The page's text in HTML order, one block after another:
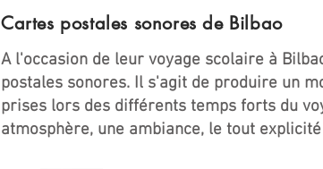
Cartes postales sonores de Bilbao
A l'occasion de leur voyage scolaire à
postales sonores. Il s'agit de produire un
prises lors des différents temps forts du
atmosphère, une ambiance, le tout